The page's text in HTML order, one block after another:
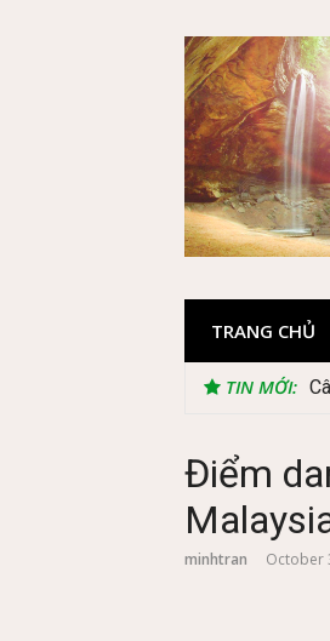
TRANG CHỦ
TIN MỚI:
Điểm
minhtran October